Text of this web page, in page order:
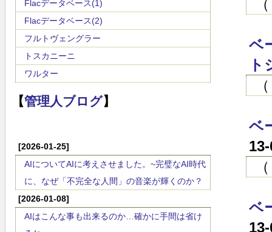
Flacデータベース(1)
Flacデータベース(2)
フルトヴェングラー
トスカニーニ
ワルター
【管理人ブログ】
[2026-01-25]
AIについてAIに考えさせました。~完璧なAI時代
に、なぜ「不完全な人間」の音楽が輝くのか？
[2026-01-08]
AIはこんな事も出来るのか…確かに手間は省け
ベ
ベ
ベ